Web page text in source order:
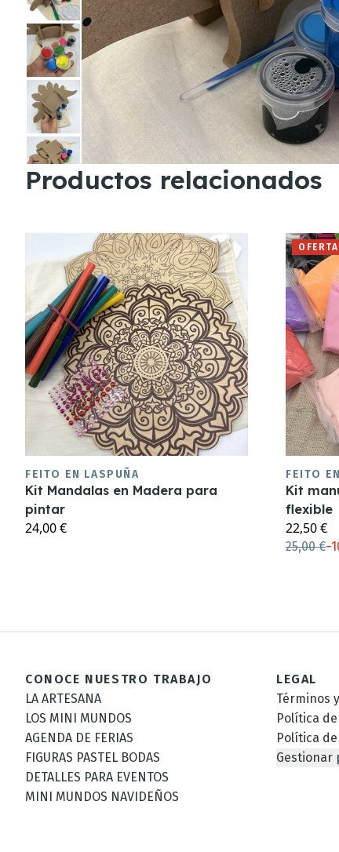
Productos relacionados
FEITO EN LASPUÑA
Kit Mandalas en Madera para
pintar
24,00 €
OFERTA
FEITO
Kit
flexible
22,50 €
25,00 €−
CONOCE NUESTRO TRABAJO
LA ARTESANA
LOS MINI MUNDOS
AGENDA DE FERIAS
FIGURAS PASTEL BODAS
DETALLES PARA EVENTOS
MINI MUNDOS NAVIDEÑOS
LEGAL
Términos
Política
Política
Gestionar